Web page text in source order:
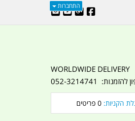
התחברות
WORLDWIDE DELIVERY
052-3214741
0